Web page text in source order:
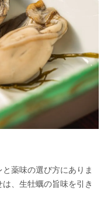
薬味の選び方にありま
、生牡蠣の旨味を引き